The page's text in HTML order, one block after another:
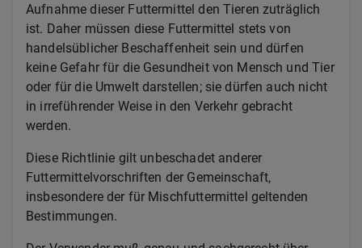
Aufnahme dieser Futtermittel den Tieren zuträglich
ist. Daher müssen diese Futtermittel stets von
handelsüblicher Beschaffenheit sein und dürfen
keine Gefahr für die Gesundheit von Mensch und Tier
oder für die Umwelt darstellen; sie dürfen auch nicht
in irreführender Weise in den Verkehr gebracht
werden.
Diese Richtlinie gilt unbeschadet anderer
Futtermittelvorschriften der Gemeinschaft,
insbesondere der für Mischfuttermittel geltenden
Bestimmungen.